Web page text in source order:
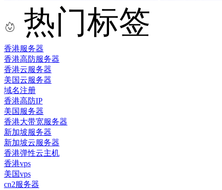
热门标签
香港服务器
香港高防服务器
香港云服务器
美国云服务器
域名注册
香港高防IP
美国服务器
香港大带宽服务器
新加坡服务器
新加坡云服务器
香港弹性云主机
香港vps
美国vps
cn2服务器